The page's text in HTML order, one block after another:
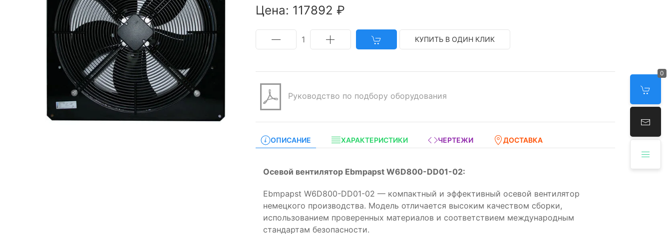
0
Цена: 117892 ₽
1 КУПИТЬ В ОДИН КЛИК
Руководство по подбору оборудования
ОПИСАНИЕ ХАРАКТЕРИСТИКИ ЧЕРТЕЖИ ДОСТАВКА
Осевой вентилятор Ebmpapst W6D800-DD01-02:
Ebmpapst W6D800-DD01-02 — компактный и эффективный осевой вентилятор
немецкого производства. Модель отличается высоким качеством сборки,
использованием проверенных материалов и соответствием международным
стандартам безопасности.